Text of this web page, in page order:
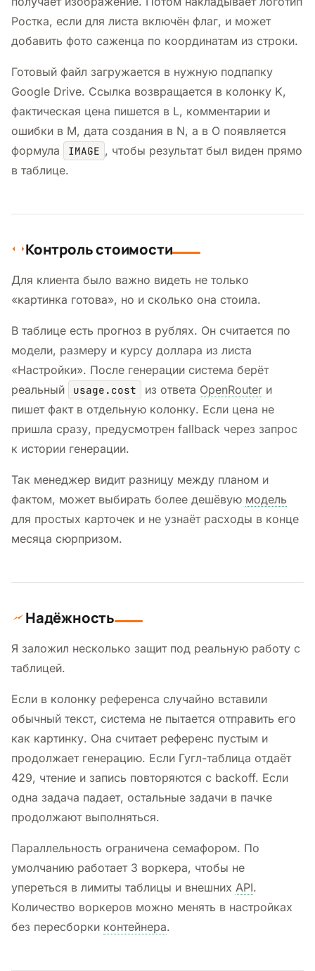
Ростка, если для листа включён флаг, и может
добавить фото саженца по координатам из строки.
Готовый файл загружается в нужную подпапку
Google Drive. Ссылка возвращается в колонку K,
фактическая цена пишется в L, комментарии и
ошибки в M, дата создания в N, а в O появляется
формула
IMAGE , чтобы результат был виден прямо
в таблице.
Контроль стоимости
Для клиента было важно видеть не только
«картинка готова», но и сколько она стоила.
В таблице есть прогноз в рублях. Он считается по
модели, размеру и курсу доллара из листа
«Настройки». После генерации система берёт
реальный
usage.cost из ответа OpenRouterи
пишет факт в отдельную колонку. Если цена не
пришла сразу, предусмотрен fallback через запрос
к истории генерации.
Так менеджер видит разницу между планом и
фактом, может выбирать более дешёвую модель
для простых карточек и не узнаёт расходы в конце
месяца сюрпризом.
Надёжность
Я заложил несколько защит под реальную работу с
таблицей.
Если в колонку референса случайно вставили
обычный текст, система не пытается отправить его
как картинку. Она считает референс пустым и
продолжает генерацию. Если Гугл-таблица отдаёт
429, чтение и запись повторяются с backoff. Если
одна задача падает, остальные задачи в пачке
продолжают выполняться.
Параллельность ограничена семафором. По
умолчанию работает 3 воркера, чтобы не
упереться в лимиты таблицы и внешних API.
Количество воркеров можно менять в настройках
без пересборки контейнера.